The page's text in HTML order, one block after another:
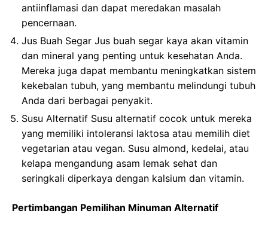
antiinflamasi dan dapat meredakan masalah
pencernaan.
Jus Buah Segar Jus buah segar kaya akan vitamin
dan mineral yang penting untuk kesehatan Anda.
Mereka juga dapat membantu meningkatkan sistem
kekebalan tubuh, yang membantu melindungi tubuh
Anda dari berbagai penyakit.
Susu Alternatif Susu alternatif cocok untuk mereka
yang memiliki intoleransi laktosa atau memilih diet
vegetarian atau vegan. Susu almond, kedelai, atau
kelapa mengandung asam lemak sehat dan
seringkali diperkaya dengan kalsium dan vitamin.
Pertimbangan Pemilihan Minuman Alternatif